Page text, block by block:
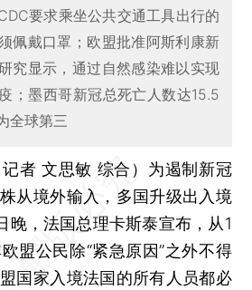
要求乘坐公共交通工具出行的
佩戴口罩；欧盟批准阿斯利康新
究显示，通过自然感染难以实现
；墨西哥新冠总死亡人数达15.5
全球第三
者 文思敏 综合） 为遏制新冠
从境外输入，多国升级出入境
晚，法国总理卡斯泰宣布，从1
盟公民除“紧急原因”之外不得
国家入境法国的所有人员都必